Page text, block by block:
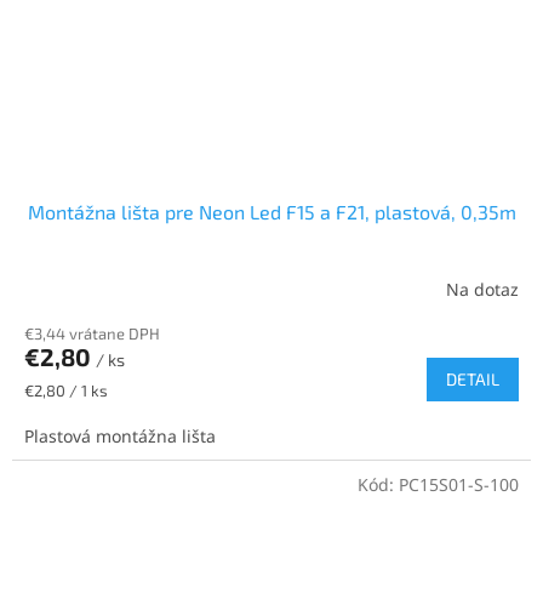
Montážna lišta pre Neon Led F15 a F21, plastová, 0,35m
Na dotaz
€3,44 vrátane DPH
€2,80 / ks
Jednotková
€2,80 / 1 ks
DETAIL
Plastová montážna lišta
Kód: PC15S01-S-100